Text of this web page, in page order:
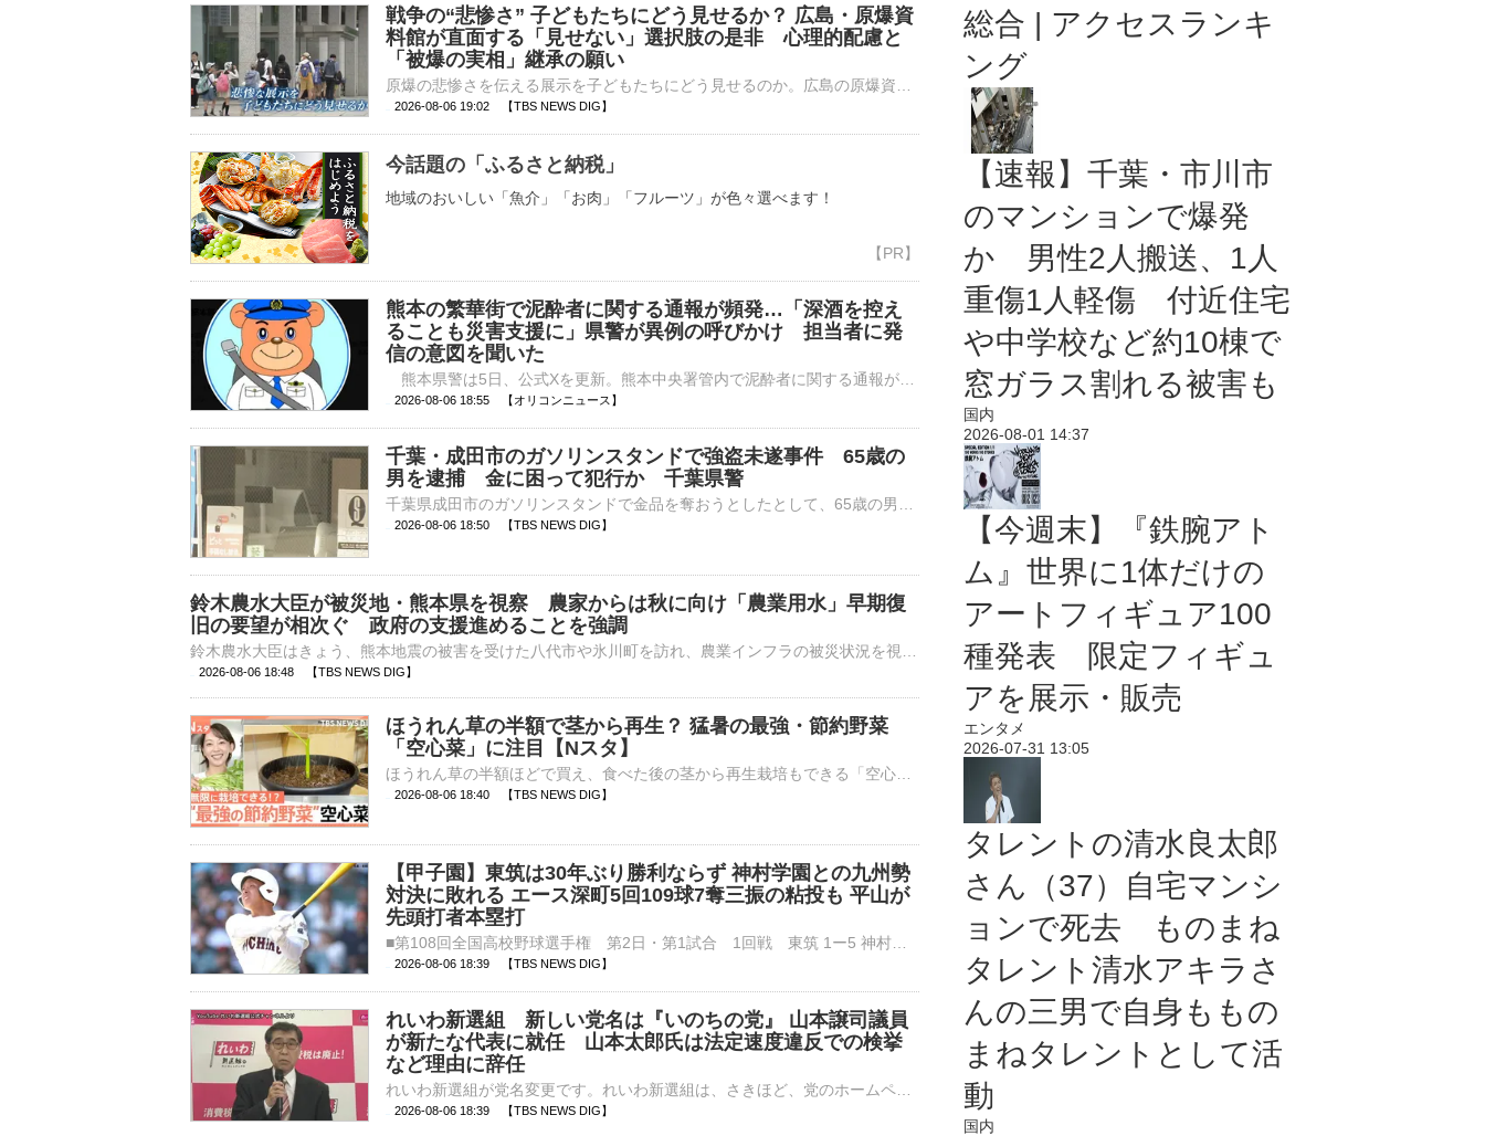
戦争の“悲惨さ” 子どもたちにどう見せるか？ 広島・原爆資
料館が直面する「見せない」選択肢の是非 心理的配慮と
「被爆の実相」継承の願い
2026-08-06 19:02 【TBS NEWS DIG】
今話題の「ふるさと納税」
地域のおいしい「魚介」「お肉」「フルーツ」が色々選べます！
熊本の繁華街で泥酔者に関する通報が頻発…「深酒を控え
ることも災害支援に」県警が異例の呼びかけ 担当者に発
信の意図を聞いた
2026-08-06 18:55 【オリコンニュース】
千葉・成田市のガソリンスタンドで強盗未遂事件 65歳の
男を逮捕 金に困って犯行か 千葉県警
2026-08-06 18:50 【TBS NEWS DIG】
鈴木農水大臣が被災地・熊本県を視察 農家からは秋に向け「農業用水」早期復
旧の要望が相次ぐ 政府の支援進めることを強調
2026-08-06 18:48 【TBS NEWS DIG】
ほうれん草の半額で茎から再生？ 猛暑の最強・節約野菜
「空心菜」に注目【Nスタ】
2026-08-06 18:40 【TBS NEWS DIG】
【甲子園】東筑は30年ぶり勝利ならず 神村学園との九州勢
対決に敗れる エース深町5回109球7奪三振の粘投も 平山が
先頭打者本塁打
2026-08-06 18:39 【TBS NEWS DIG】
れいわ新選組 新しい党名は『いのちの党』 山本譲司議員
が新たな代表に就任 山本太郎氏は法定速度違反での検挙
など理由に辞任
2026-08-06 18:39 【TBS NEWS DIG】
総合 | アクセスランキ
ング
【速報】千葉・市川市
のマンションで爆発
か 男性2人搬送、1人
重傷1人軽傷 付近住宅
や中学校など約10棟で
窓ガラス割れる被害も
国内
2026-08-01 14:37
【今週末】『鉄腕アト
ム』世界に1体だけの
アートフィギュア100
種発表 限定フィギュ
アを展示・販売
エンタメ
2026-07-31 13:05
タレントの清水良太郎
さん（37）自宅マンシ
ョンで死去 ものまね
タレント清水アキラさ
んの三男で自身ももの
まねタレントとして活
動
国内